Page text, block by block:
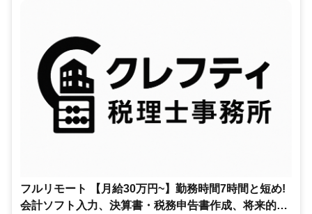
フルリモート 【月給30万円~】勤務時間7時間と短め!
会計ソフト入力、決算書・税務申告書作成、将来的に